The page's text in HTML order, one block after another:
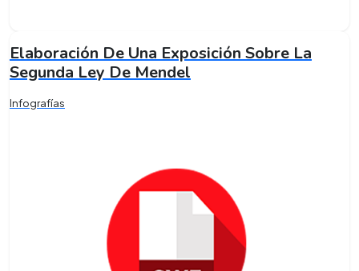
Elaboración De Una Exposición Sobre La
Segunda Ley De Mendel
Infografías